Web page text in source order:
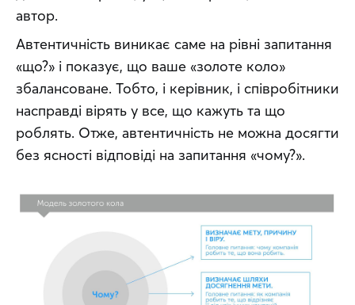
автор.
Автентичність виникає саме на рівні запитання
«що?» і показує, що ваше «золоте коло»
збалансоване. Тобто, і керівник, і співробітники
насправді вірять у все, що кажуть та що
роблять. Отже, автентичність не можна досягти
без ясності відповіді на запитання «чому?».